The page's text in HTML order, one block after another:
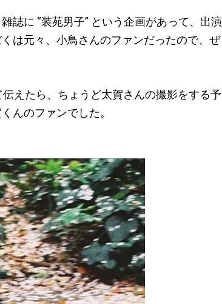
誌に “装苑男子” という企画があって、出演
は元々、小鳥さんのファンだったので、ぜ
えたら、ちょうど太賀さんの撮影をする予
んのファンでした。